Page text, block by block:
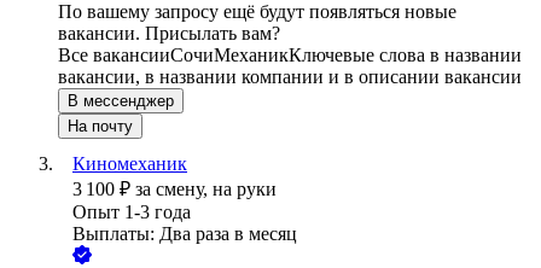
По вашему запросу ещё будут появляться новые
вакансии. Присылать вам?
Все вакансииСочиМеханикКлючевые слова в названии
вакансии, в названии компании и в описании вакансии
В мессенджер
На почту
Киномеханик
3 100 ₽ за смену, на руки
Опыт 1-3 года
Выплаты: Два раза в месяц